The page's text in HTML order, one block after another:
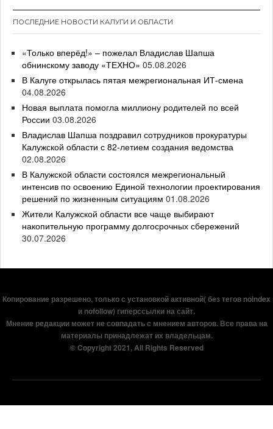
ПОСЛЕДНИЕ НОВОСТИ КАЛУГИ И ОБЛАСТИ
«Только вперёд!» – пожелал Владислав Шапша
обнинскому заводу «ТЕХНО» 05.08.2026
В Калуге открылась пятая межрегиональная ИТ-смена
04.08.2026
Новая выплата помогла миллиону родителей по всей
России 03.08.2026
Владислав Шапша поздравил сотрудников прокуратуры
Калужской области с 82-летием создания ведомства
02.08.2026
В Калужской области состоялся межрегиональный
интенсив по освоению Единой технологии проектирования
решений по жизненным ситуациям 01.08.2026
Жители Калужской области все чаще выбирают
накопительную программу долгосрочных сбережений
30.07.2026
Копирование разрешено, только с установкой активной( без тегов noindex
и nofollow) гиперссылки на сайт.
Мнение редакции может не совпадать с мнением авторов. Все права на
материалы принадлежат их владельцам.
© Copyright 2021, All Rights Reserved